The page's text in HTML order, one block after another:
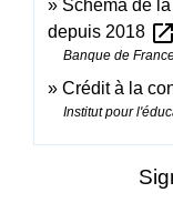
Schéma de
depuis 2018 open_in_new
Banque de
Crédit à la
Institut pour